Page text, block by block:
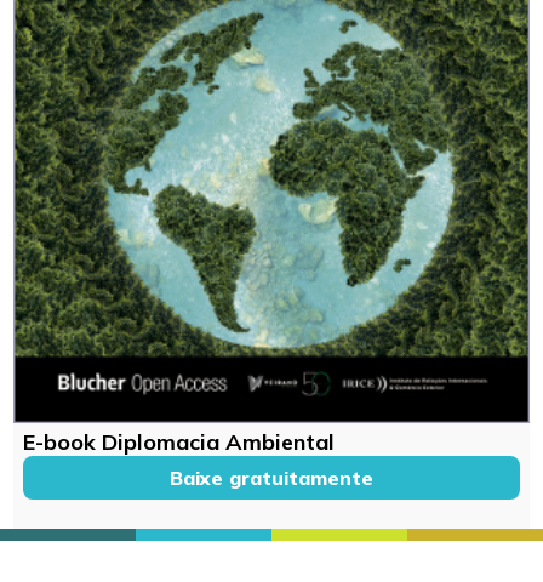
E-book Diplomacia Ambiental
Baixe gratuitamente